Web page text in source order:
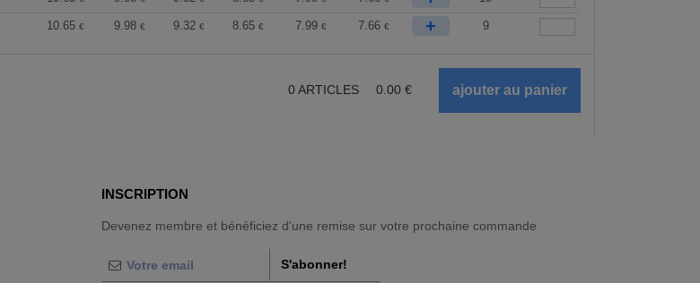
10.65€ 9.98 € 9.32 € 8.65 € 7.99 € 7.66 € + 9
0 ARTICLES 0.00 €
INSCRIPTION
Devenez membre et bénéficiez d'une remise sur votre prochaine commande
S'abonner!